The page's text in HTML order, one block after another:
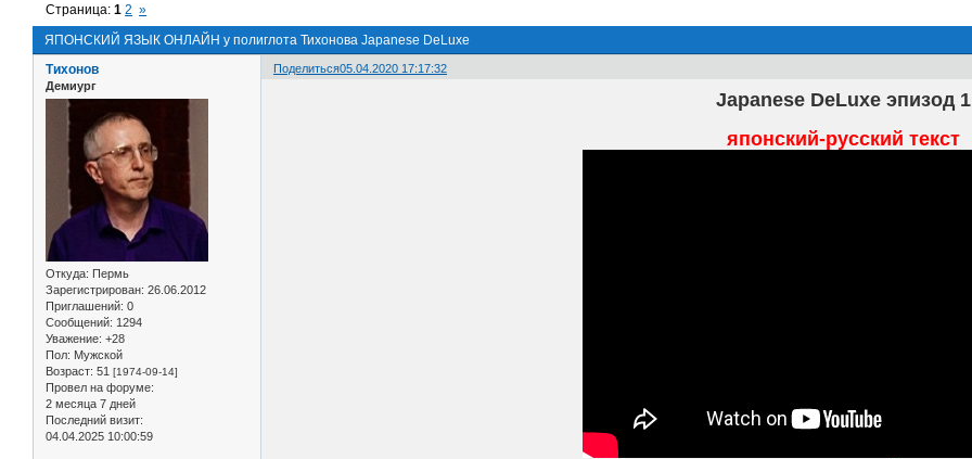
ЯПОНСКИЙ ЯЗЫК ОНЛАЙН у полиглота Тихонова Japanese DeLuxe
Страница:1 2 »
Поделиться05.04.2020 17:17:32
Тихонов
Демиург
Откуда: Пермь
Зарегистрирован: 26.06.2012
Приглашений: 0
Сообщений: 1294
Уважение: +28
Пол: Мужской
Возраст: 51 [1974-09-14]
Провел на форуме:
2 месяца 7 дней
Последний визит:
04.04.2025 10:00:59
Japanese DeLuxe эпизод 1
японский-русский текст